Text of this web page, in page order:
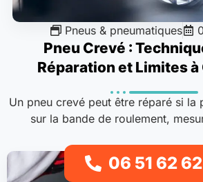
Pneus & pneumatiques
Pneu Crevé :
Réparation et Limites
Un pneu crevé peut être réparé si la
sur la bande de roulement,
06 51 62